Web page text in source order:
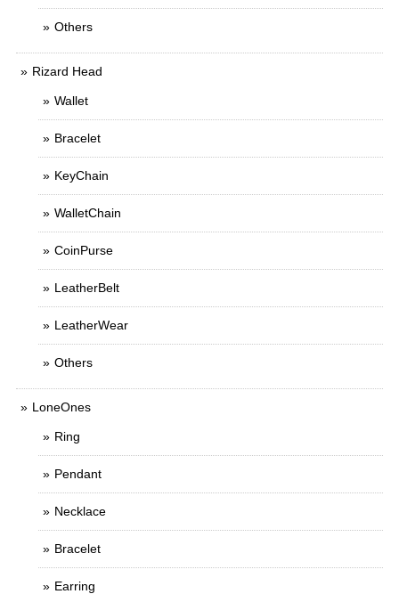
Others
Rizard Head
Wallet
Bracelet
KeyChain
WalletChain
CoinPurse
LeatherBelt
LeatherWear
Others
LoneOnes
Ring
Pendant
Necklace
Bracelet
Earring